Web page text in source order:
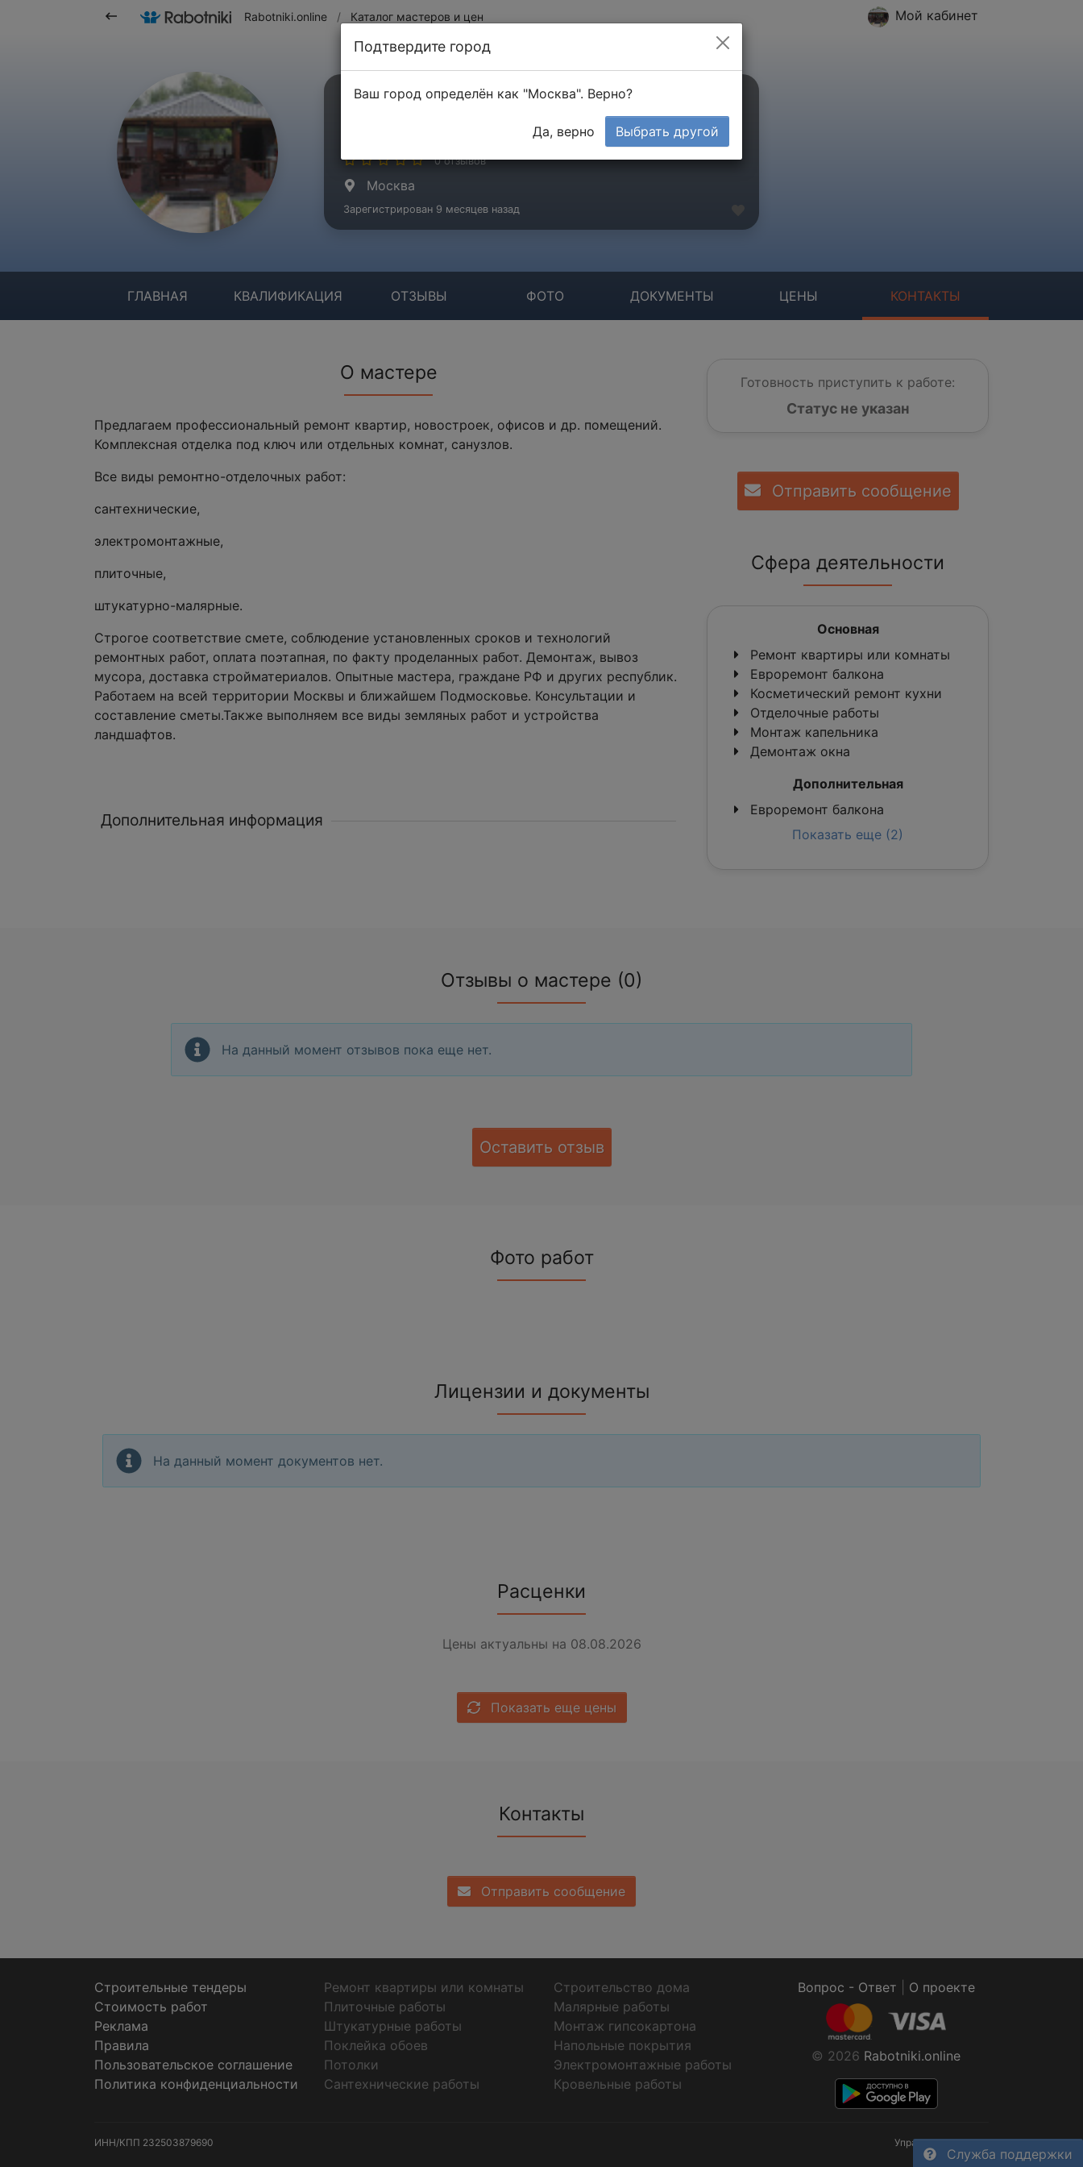
Rabotniki.online / Каталог мастеров и цен Мой кабинет
Сергей Канкин
0 отзывов
Москва
Зарегистрирован 9 месяцев назад
ГЛАВНАЯ КВАЛИФИКАЦИЯ ОТЗЫВЫ ФОТО ДОКУМЕНТЫ ЦЕНЫ КОНТАКТЫ
О мастере
Предлагаем профессиональный ремонт квартир, новостроек, офисов и др. помещений.
Комплексная отделка под ключ или отдельных комнат, санузлов.
Все виды ремонтно-отделочных работ:
сантехнические,
электромонтажные,
плиточные,
штукатурно-малярные.
Строгое соответствие смете, соблюдение установленных сроков и технологий
ремонтных работ, оплата поэтапная, по факту проделанных работ. Демонтаж, вывоз
мусора, доставка стройматериалов. Опытные мастера, граждане РФ и других республик.
Работаем на всей территории Москвы и ближайшем Подмосковье. Консультации и
составление сметы.Также выполняем все виды земляных работ и устройства
ландшафтов.
Дополнительная информация
Готовность приступить к работе:
Статус не указан
Отправить сообщение
Сфера деятельности
Основная
Ремонт квартиры или комнаты
Евроремонт балкона
Косметический ремонт кухни
Отделочные работы
Монтаж капельника
Демонтаж окна
Дополнительная
Евроремонт балкона
Показать еще (2)
Отзывы о мастере (0)
На данный момент отзывов пока еще нет.
Оставить отзыв
Фото работ
Лицензии и документы
На данный момент документов нет.
Расценки
Цены актуальны на 08.08.2026
Показать еще цены
Контакты
Отправить сообщение
Служба поддержки
Строительные тендеры
Стоимость работ
Реклама
Правила
Пользовательское соглашение
Политика конфиденциальности
Ремонт квартиры или комнаты
Строительство дома
Плиточные работы
Малярные работы
Штукатурные работы
Монтаж гипсокартона
Поклейка обоев
Напольные покрытия
Потолки
Электромонтажные работы
Сантехнические работы
Кровельные работы
Вопрос - Ответ О проекте
© 2026 Rabotniki.online
ИНН/КПП 232503879690 Управление cookies
Подтвердите город
Ваш город определён как "Москва". Верно?
Да, верно Выбрать другой